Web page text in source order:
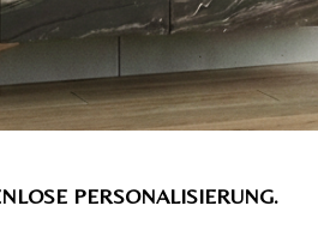
PERSONALISIERUNG.